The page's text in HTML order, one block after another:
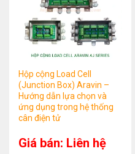
Hộp cộng Load Cell
(Junction Box) Aravin –
Hướng dẫn lựa chọn và
ứng dụng trong hệ thống
cân điện tử
Giá bán: Liên hệ